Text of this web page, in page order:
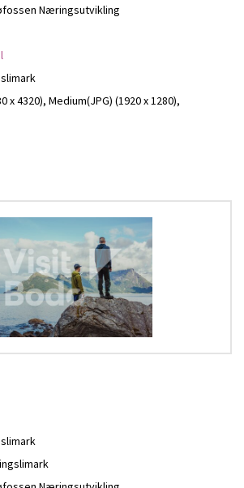
Næringsutvikling
x 4320), Medium(JPG) (1920 x 1280),